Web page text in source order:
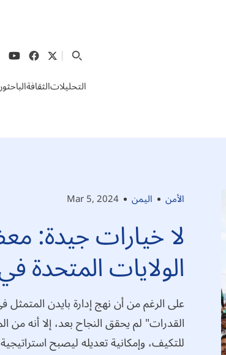
التحليلاتالثقافة
الأمن اليمن Mar 5, 2024
لا خيارات جيدة:
الولايات المتحدة
على الرغم من أن نهج إدارة بايدن
القدرات" لم يحقق النجاح بعد، إلا أنه من
للتكيف، وإمكانية تعديله ليصبح